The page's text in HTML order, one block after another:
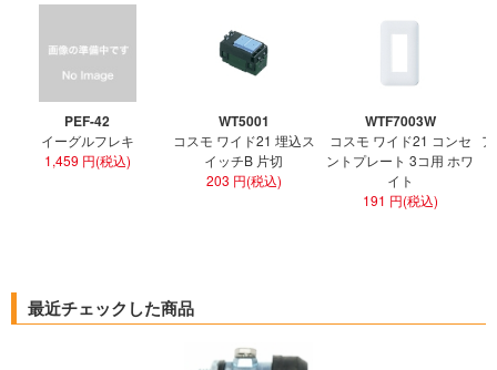
PEF-42
イーグルフレキ
1,459 円(税込)
WT5001
コスモ ワイド21 埋込ス
イッチB 片切
203 円(税込)
WTF7003W
コスモ ワイド21 コンセ
ントプレート 3コ用 ホワ
イト
191 円(税込)
最近チェックした商品